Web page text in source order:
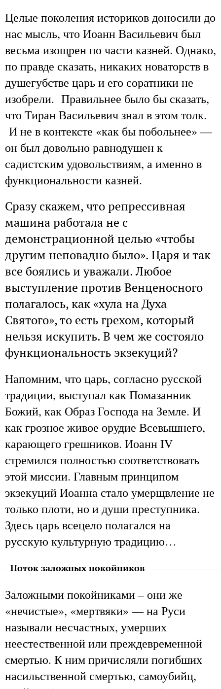
Целые поколения историков доносили до
нас мысль, что Иоанн Васильевич был
весьма изощрен по части казней. Однако,
по правде сказать, никаких новаторств в
душегубстве царь и его соратники не
изобрели. Правильнее было бы сказать,
что Тиран Васильевич знал в этом толк.
И не в контексте «как бы побольнее» —
он был довольно равнодушен к
садистским удовольствиям, а именно в
функциональности казней.
Сразу скажем, что репрессивная
машина работала не с
демонстрационной целью «чтобы
другим неповадно было». Царя и так
все боялись и уважали. Любое
выступление против Венценосного
полагалось, как «хула на Духа
Святого», то есть грехом, который
нельзя искупить. В чем же состояло
функциональность экзекуций?
Напомним, что царь, согласно русской
традиции, выступал как Помазанник
Божий, как Образ Господа на Земле. И
как грозное живое орудие Всевышнего,
карающего грешников. Иоанн IV
стремился полностью соответствовать
этой миссии. Главным принципом
экзекуций Иоанна стало умерщвление не
только плоти, но и души преступника.
Здесь царь всецело полагался на
русскую культурную традицию…
Поток заложных покойников
Заложными покойниками – они же
«нечистые», «мертвяки» — на Руси
называли несчастных, умерших
неестественной или преждевременной
смертью. К ним причисляли погибших
насильственной смертью, самоубийц,